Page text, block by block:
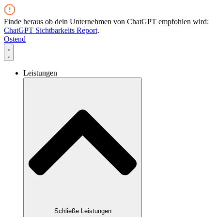
Zum
Inhalt
wechseln
Finde heraus ob dein Unternehmen von ChatGPT empfohlen wird:
ChatGPT Sichtbarkeits Report.
Ostend
Leistungen
Schließe Leistungen